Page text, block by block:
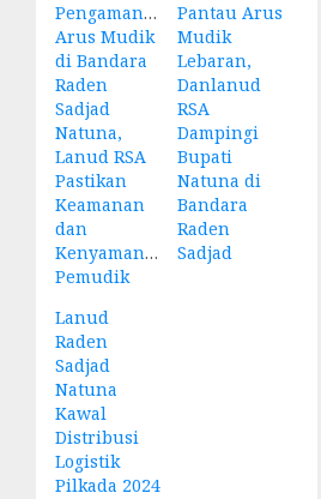
Pengamanan
Arus Mudik
di Bandara
Raden
Sadjad
Natuna,
Lanud RSA
Pastikan
Keamanan
dan
Kenyamanan
Pemudik
Pantau Arus
Mudik
Lebaran,
Danlanud
RSA
Dampingi
Bupati
Natuna di
Bandara
Raden
Sadjad
Lanud
Raden
Sadjad
Natuna
Kawal
Distribusi
Logistik
Pilkada 2024